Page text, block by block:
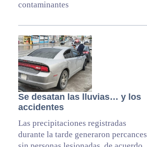
contaminantes
Se desatan las lluvias… y los
accidentes
Las precipitaciones registradas
durante la tarde generaron percances